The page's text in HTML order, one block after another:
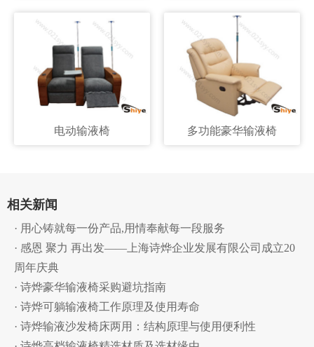
电动输液椅 多功能豪华输液椅
相关新闻
· 用心铸就每一份产品,用情奉献每一段服务
· 感恩 聚力 再出发——上海诗烨企业发展有限公司成立20
周年庆典
· 诗烨豪华输液椅采购避坑指南
· 诗烨可躺输液椅工作原理及使用寿命
· 诗烨输液沙发椅床两用：结构原理与使用便利性